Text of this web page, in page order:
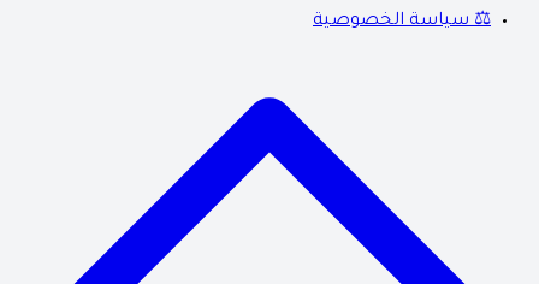
⚖️ سياسة الخصوصية